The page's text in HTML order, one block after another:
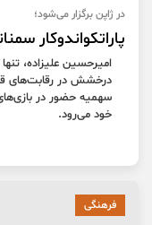
در ژاپن برگزار می‌شود؛
پاراتکواندوکار
امیرحسین علیزاده،
درخشش در رقابت‌های
سهمیه حضور در
خود می‌رود.
فرهنگی